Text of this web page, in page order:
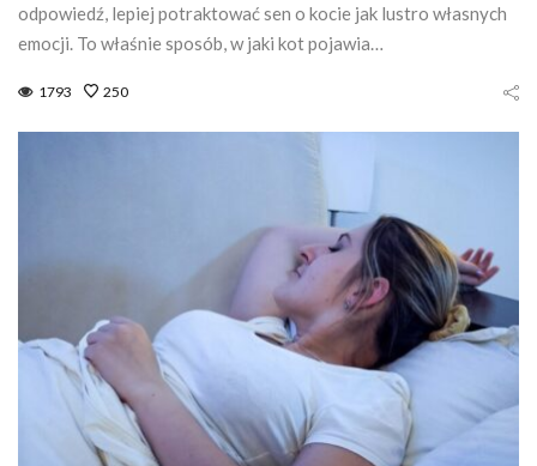
odpowiedź, lepiej potraktować sen o kocie jak lustro własnych
emocji. To właśnie sposób, w jaki kot pojawia…
1793 250